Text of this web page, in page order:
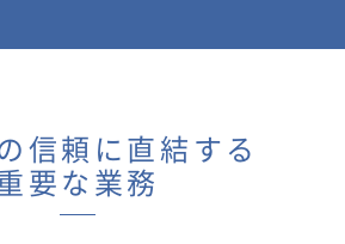
信頼に直結する
要な業務